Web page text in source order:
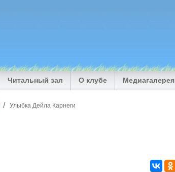
Читальный зал О клубе Медиагалерея
Улыбка Дейла Карнеги